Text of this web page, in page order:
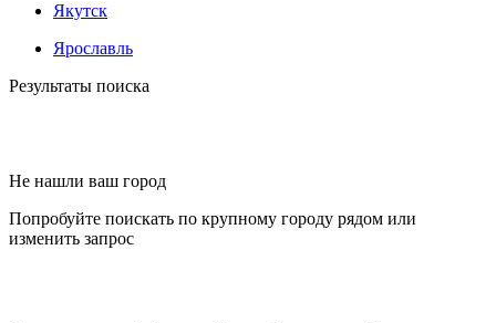
Якутск
Ярославль
Результаты поиска
Не нашли ваш город
Попробуйте поискать по крупному городу рядом или
изменить запрос